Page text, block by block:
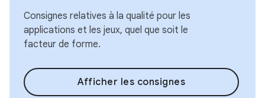
Consignes relatives à la qualité pour les
applications et les jeux, quel que soit le
facteur de forme.
Afficher les consignes